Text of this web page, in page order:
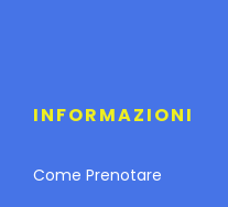
INFORMAZIONI
Come Prenotare